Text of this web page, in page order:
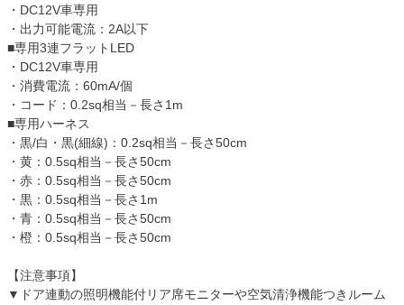
・DC12V車専用
・出力可能電流：2A以下
■専用3連フラットLED
・DC12V車専用
・消費電流：60mA/個
・コード：0.2sq相当－長さ1m
■専用ハーネス
・黒/白・黒(細線)：0.2sq相当－長さ50cm
・黄：0.5sq相当－長さ50cm
・赤：0.5sq相当－長さ50cm
・黒：0.5sq相当－長さ1m
・青：0.5sq相当－長さ50cm
・橙：0.5sq相当－長さ50cm
【注意事項】
▼ドア連動の照明機能付リア席モニターや空気清浄機能つきルーム